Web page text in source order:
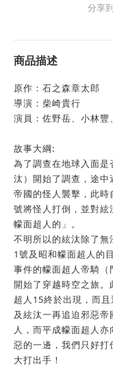
分享到
商品描述
原作：石之森章太郎
導演：柴崎貴行
演員：佐野岳、小林
故事大綱:
為了調查在地球入面
汰）開始了調查，途
帝國的怪人襲擊，此
號將怪人打倒，並對
幪面超人的」。
不明所以的絃汰除了
1號及昭和幪面超人的
事件的幪面超人帝騎（
開始了穿越時空之旅
超人15終於出現，而
及絃汰一再追迫邪惡
人，而平成幪面超人
惡的一邊，我們只好
大打出手！